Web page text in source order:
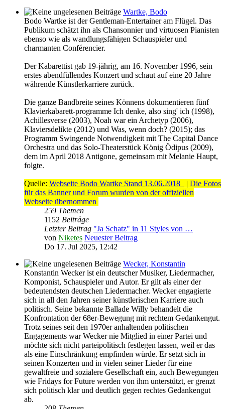
Wartke, Bodo
Bodo Wartke ist der Gentleman-Entertainer am Flügel. Das
Publikum schätzt ihn als Chansonnier und virtuosen Pianisten
ebenso wie als wandlungsfähigen Schauspieler und
charmanten Conférencier.
Der Kabarettist gab 19-jährig, am 16. November 1996, sein
erstes abendfüllendes Konzert und schaut auf eine 20 Jahre
währende Künstlerkarriere zurück.
Die ganze Bandbreite seines Könnens dokumentieren fünf
Klavierkabarett-programme Ich denke, also sing' ich (1998),
Achillesverse (2003), Noah war ein Archetyp (2006),
Klaviersdelikte (2012) und Was, wenn doch? (2015); das
Programm Swingende Notwendigkeit mit The Capital Dance
Orchestra und das Solo-Theaterstück König Ödipus (2009),
dem im April 2018 Antigone, gemeinsam mit Melanie Haupt,
folgte.
Quelle: Webseite Bodo Wartke Stand 13.06.2018 | Die Fotos
für das Banner und Forum wurden von der offiziellen
Webseite übernommen
259 Themen
1152 Beiträge
Letzter Beitrag "Ja Schatz" in 11 Styles von …
von Niketes Neuester Beitrag
Do 17. Jul 2025, 12:42
Wecker, Konstantin
Konstantin Wecker ist ein deutscher Musiker, Liedermacher,
Komponist, Schauspieler und Autor. Er gilt als einer der
bedeutendsten deutschen Liedermacher. Wecker engagierte
sich in all den Jahren seiner künstlerischen Karriere auch
politisch. Seine bekannte Ballade Willy behandelt die
Konfrontation der 68er-Bewegung mit rechtem Gedankengut.
Trotz seines seit den 1970er anhaltenden politischen
Engagements war Wecker nie Mitglied in einer Partei und
möchte sich nicht parteipolitisch festlegen lassen, weil er das
als eine Einschränkung empfinden würde. Er setzt sich in
seinen Konzerten und in vielen seiner Lieder für eine
gewaltfreie und sozialere Gesellschaft ein, auch Bewegungen
wie Fridays for Future werden von ihm unterstützt, er grenzt
sich politisch klar und deutlich gegen rechtes Gedankengut
ab.